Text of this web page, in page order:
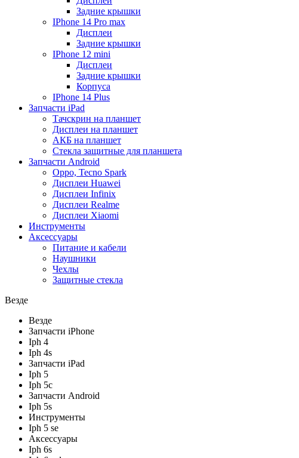
Задние крышки
IPhone 14 Pro max
Дисплеи
Задние крышки
IPhone 12 mini
Дисплеи
Задние крышки
Корпуса
IPhone 14 Plus
Запчасти iPad
Тачскрин на планшет
Дисплеи на планшет
АКБ на планшет
Стекла защитные для планшета
Запчасти Android
Oppo, Tecno Spark
Дисплеи Huawei
Дисплеи Infinix
Дисплеи Realme
Дисплеи Xiaomi
Инструменты
Аксессуары
Питание и кабели
Наушники
Чехлы
Защитные стекла
Везде
Везде
Запчасти iPhone
Iph 4
Iph 4s
Запчасти iPad
Iph 5
Iph 5c
Запчасти Android
Iph 5s
Инструменты
Iph 5 se
Аксессуары
Iph 6s